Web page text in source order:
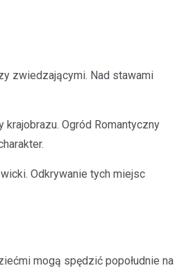
zwiedzającymi. Nad stawami
Ogród Romantyczny
Odkrywanie tych miejsc
mogą spędzić popołudnie na